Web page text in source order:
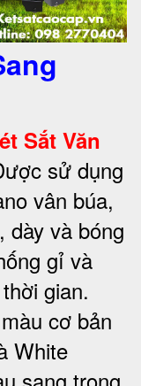
Sắt Văn
sử dụng
vân búa,
dày và bóng
gỉ và
gian.
cơ bản
White